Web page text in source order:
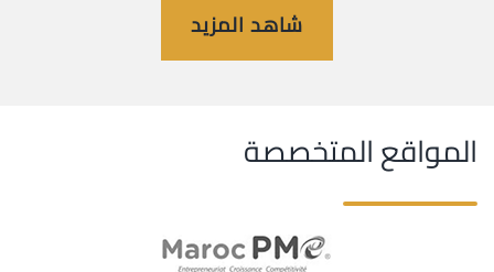
شاهد المزيد
المواقع المتخصصة